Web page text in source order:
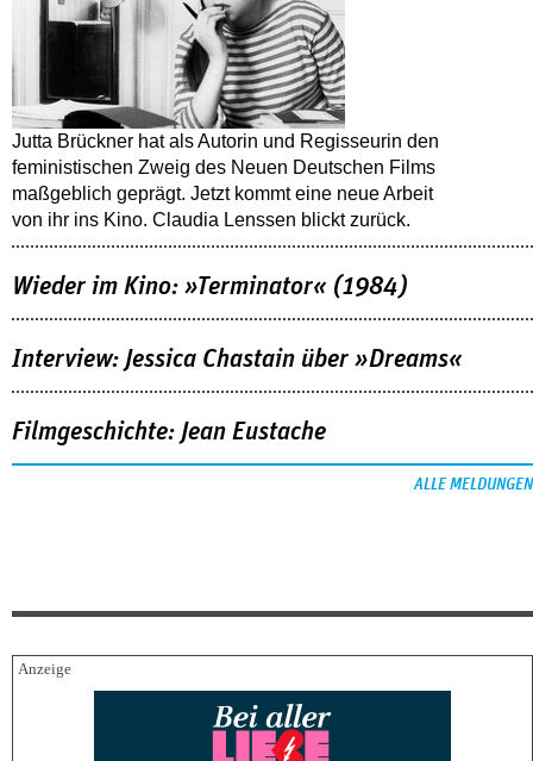
Jutta Brückner hat als Autorin und Regisseurin den
feministischen Zweig des Neuen Deutschen Films
maßgeblich geprägt. Jetzt kommt eine neue Arbeit
von ihr ins Kino. Claudia Lenssen blickt zurück.
Wieder im Kino: »Terminator« (1984)
Interview: Jessica Chastain über »Dreams«
Filmgeschichte: Jean Eustache
ALLE MELDUNGEN